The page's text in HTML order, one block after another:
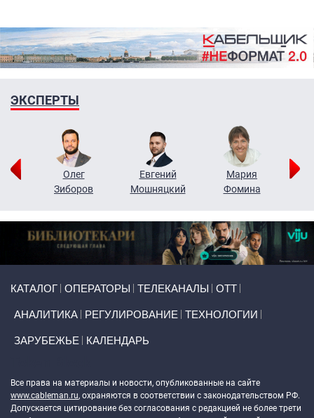
ЭКСПЕРТЫ
Олег
Зиборов
Евгений
Мошняцкий
Мария
Фомина
КАТАЛОГ ОПЕРАТОРЫ ТЕЛЕКАНАЛЫ ОТТ
АНАЛИТИКА РЕГУЛИРОВАНИЕ ТЕХНОЛОГИИ
ЗАРУБЕЖЬЕ КАЛЕНДАРЬ
Все права на материалы и новости, опубликованные на сайте
www.cableman.ru, охраняются в соответствии с законодательством РФ.
Допускается цитирование без согласования с редакцией не более трети